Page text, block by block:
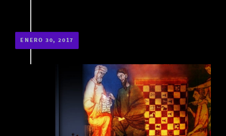
ENERO 30, 2017